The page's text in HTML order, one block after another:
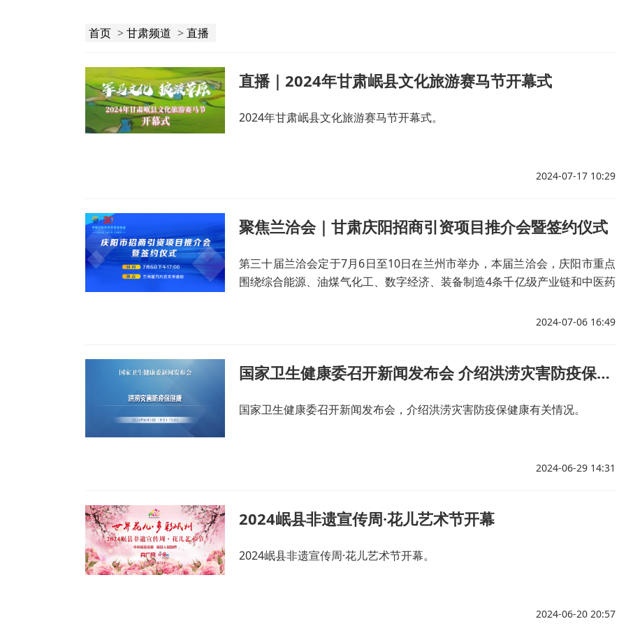
首页 >甘肃频道 >直播
直播｜2024年甘肃岷县文化旅游赛马节开幕式
2024年甘肃岷县文化旅游赛马节开幕式。
2024-07-17 10:29
聚焦兰洽会｜甘肃庆阳招商引资项目推介会暨签约仪式
第三十届兰洽会定于7月6日至10日在兰州市举办，本届兰洽会，庆阳市重点
围绕综合能源、油煤气化工、数字经济、装备制造4条千亿级产业链和中医药
谈，达成了81个合同项目，将在本届“兰洽会”上签约。7月6日下午17:00，庆
2024-07-06 16:49
国家卫生健康委召开新闻发布会 介绍洪涝灾害防疫保健康有关情况
国家卫生健康委召开新闻发布会，介绍洪涝灾害防疫保健康有关情况。
2024-06-29 14:31
2024岷县非遗宣传周·花儿艺术节开幕
2024岷县非遗宣传周·花儿艺术节开幕。
2024-06-20 20:57